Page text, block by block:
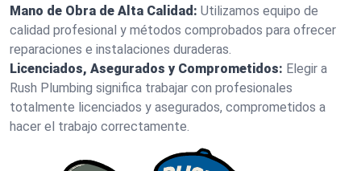
Mano de Obra de Alta Calidad: Utilizamos equipo de
calidad profesional y métodos comprobados para ofrecer
reparaciones e instalaciones duraderas.
Licenciados, Asegurados y Comprometidos: Elegir a
Rush Plumbing significa trabajar con profesionales
totalmente licenciados y asegurados, comprometidos a
hacer el trabajo correctamente.